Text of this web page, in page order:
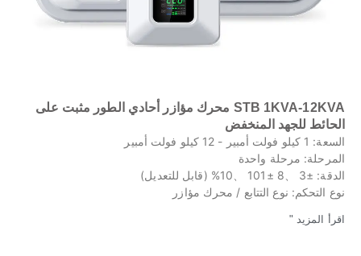
STB 1KVA-12KVA محرك مؤازر أحادي الطور مثبت على
الحائط للجهد المنخفض
السعة: 1 كيلو فولت أمبير - 12 كيلو فولت أمبير
المرحلة: مرحلة واحدة
الدقة: ±3 、8 ±101 、10% (قابل للتعديل)
نوع التحكم: نوع التتابع / محرك مؤازر
اقرأ المزيد "